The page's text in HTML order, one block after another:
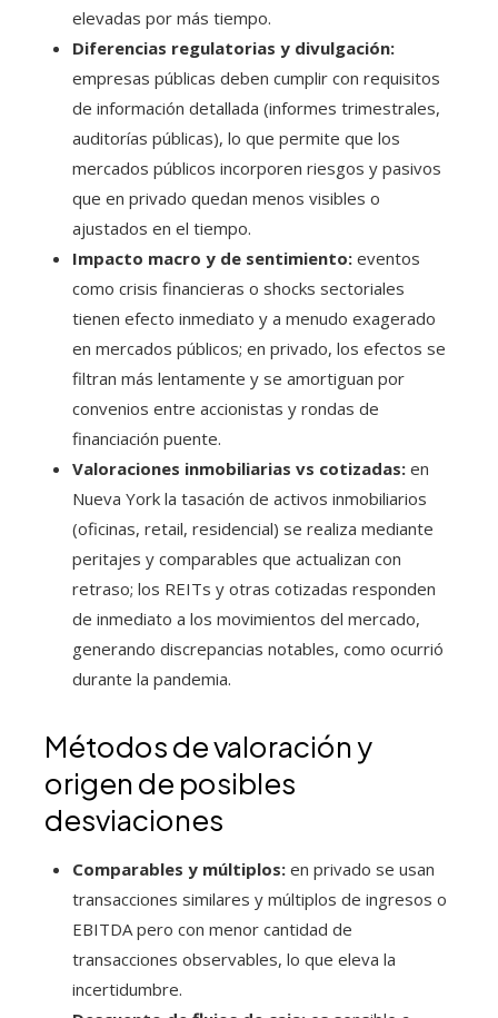
elevadas por más tiempo.
Diferencias regulatorias y divulgación:
empresas públicas deben cumplir con requisitos
de información detallada (informes trimestrales,
auditorías públicas), lo que permite que los
mercados públicos incorporen riesgos y pasivos
que en privado quedan menos visibles o
ajustados en el tiempo.
Impacto macro y de sentimiento: eventos
como crisis financieras o shocks sectoriales
tienen efecto inmediato y a menudo exagerado
en mercados públicos; en privado, los efectos se
filtran más lentamente y se amortiguan por
convenios entre accionistas y rondas de
financiación puente.
Valoraciones inmobiliarias vs cotizadas: en
Nueva York la tasación de activos inmobiliarios
(oficinas, retail, residencial) se realiza mediante
peritajes y comparables que actualizan con
retraso; los REITs y otras cotizadas responden
de inmediato a los movimientos del mercado,
generando discrepancias notables, como ocurrió
durante la pandemia.
Métodos de valoración y
origen de posibles
desviaciones
Comparables y múltiplos: en privado se usan
transacciones similares y múltiplos de ingresos o
EBITDA pero con menor cantidad de
transacciones observables, lo que eleva la
incertidumbre.